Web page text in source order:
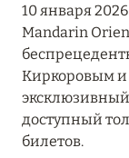
ПРЯМОЙ
20 марта 2026
MARCH
10 января
Mandarin
Киркоровым
доступный
билетов.